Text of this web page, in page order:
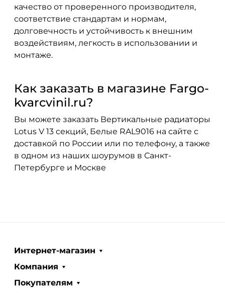
качество от проверенного производителя,
соответствие стандартам и нормам,
долговечность и устойчивость к внешним
воздействиям, легкость в использовании и
монтаже.
Как заказать в магазине Fargo-
kvarcvinil.ru?
Вы можете заказать Вертикальные радиаторы
Lotus V 13 секций, Белые RAL9016 на сайте с
доставкой по России или по телефону, а также
в одном из наших шоурумов в Санкт-
Петербурге и Москве
Интернет-магазин
Компания
Покупателям